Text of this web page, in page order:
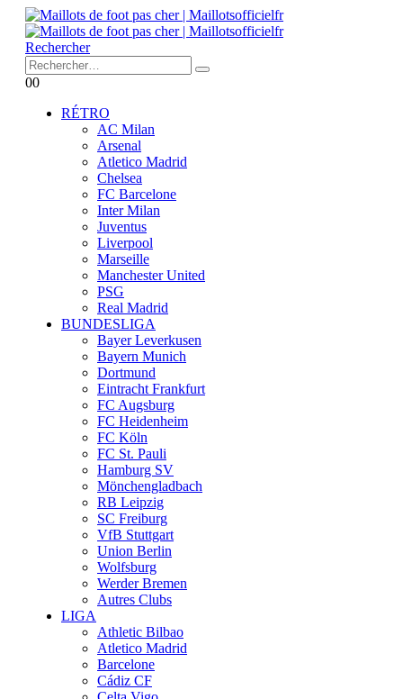
Rechercher
00
RÉTRO
AC Milan
Arsenal
Atletico Madrid
Chelsea
FC Barcelone
Inter Milan
Juventus
Liverpool
Marseille
Manchester United
PSG
Real Madrid
BUNDESLIGA
Bayer Leverkusen
Bayern Munich
Dortmund
Eintracht Frankfurt
FC Augsburg
FC Heidenheim
FC Köln
FC St. Pauli
Hamburg SV
Mönchengladbach
RB Leipzig
SC Freiburg
VfB Stuttgart
Union Berlin
Wolfsburg
Werder Bremen
Autres Clubs
LIGA
Athletic Bilbao
Atletico Madrid
Barcelone
Cádiz CF